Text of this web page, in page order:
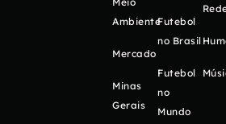
Ambiente
Mercado
Minas
Gerais
Futebol
no Brasil
Futebol
no
Mundo